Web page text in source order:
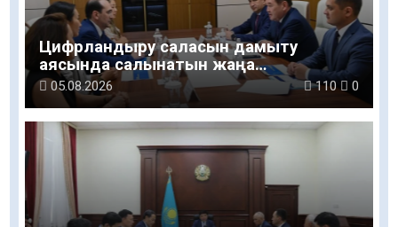
Цифрландыру саласын дамыту
аясында салынатын жаңа
орталықтың жобасы талқыланды
05.08.2026 110 0